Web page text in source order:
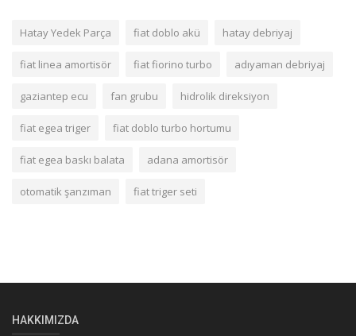
Hatay Yedek Parça fiat doblo akü hatay debriyaj
fiat linea amortisör fiat fiorino turbo adıyaman debriyaj
gaziantep ecu fan grubu hidrolik direksiyon
fiat egea triger fiat doblo turbo hortumu
fiat egea baskı balata adana amortisör
otomatik şanzıman fiat triger seti
HAKKIMIZDA